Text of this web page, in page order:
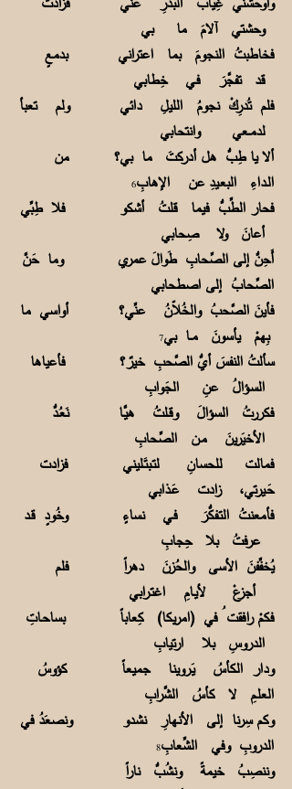
وحشتي آلامَ ما بي
فخاطبتُ النجومَ بما اعتراني بدمعٍ
قد تفجَّرَ فـي خِطابي
فلم تُدرِكْ نجومُ الليلِ دائي ولم تعبأ
لدمــعي وانتحابي
ألا يا طِبُّ هل أدركتَ ما بي؟ من
الـداءِ البعـيدِ عن الإهابِ6
فحار الطِّبُّ فيما قلتُ أشكو فلا طِبِّي
أعانَ ولا صِحابي
أَحِنُّ إلى الصِّحابِ طَوالَ عمري وما حَنَّ
الصِّحابُ إلى اصطحابي
فأينَ الصَّحبُ والخُلاّنُ عنِّي؟ أواسي ما
بِهمْ يأسونَ مــا بي7
سألتُ النفسَ أيُّ الصَّحبِ خيرٌ؟ فأعياها
السـؤالُ عنِ الجَوابِ
فكررتُ السؤالَ وقـلتُ هيَّـا نَعُـدُّ
الأخيَرينَ مـن الصِّحابِ
فمالت للحسانِ لتـبتَـليني فزادت
حَـيرتي، زادت عَـذابي
فأمعنتُ التـفكُّرَ فـي نساءٍ وخُودٍ قـد
عرفتُ بلا حِجابِ
يُخفِّفنَ الأسى والحُزنَ دهراً فلم
أجزعْ لأيـامِ اغتـرابي
فكمْ رافقت ُ في (امريكا) كِعاباً بساحـاتِ
الدروسِ بلا ارتيابِ
ودار الكأسُ يَـروينا جميعاً كؤوسُ
العلـمِ لا كأسُ الشَّرابِ
وكم سِرنا إلى الأنهارِ نشدو ونصعَدُ في
الدروبِ وفي الشِّعابِ8
وننصِبُ خيمةً ونشُبُّ ناراً